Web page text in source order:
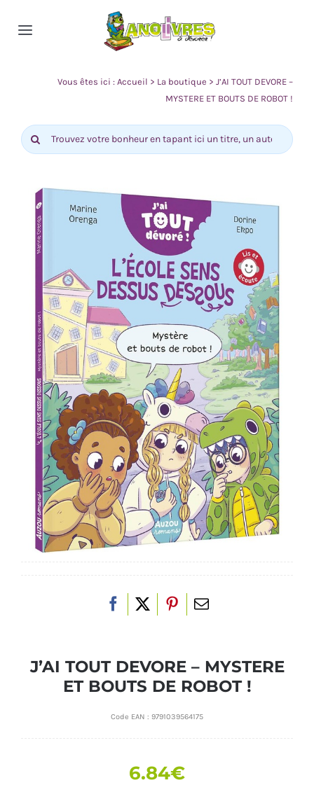
Toggle
Contact
0
Vous êtes ici :Accueil > La boutique >J’AI TOUT DEVORE –
MYSTERE ET BOUTS DE ROBOT !
Rechercher:
J’AI TOUT DEVORE – MYSTERE
ET BOUTS DE ROBOT !
Code EAN : 9791039564175
6.84€